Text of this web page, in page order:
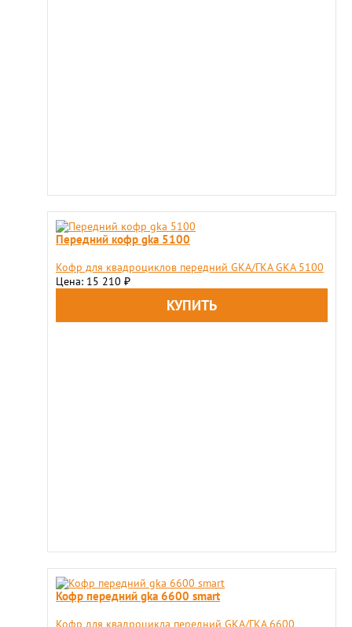
Передний кофр gka 5100
Кофр для квадроциклов передний GKA/ГКА GKA 5100
Цена: 15 210 ₽
Кофр передний gka 6600 smart
Кофр для квадроцикла передний GKA/ГКА 6600